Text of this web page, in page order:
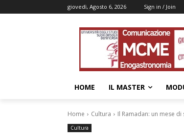
giovedì, Agosto 6, 2026 Sign in / Join
HOME IL MASTER
Home Cultura Il Ramadan: un mese
Cultura